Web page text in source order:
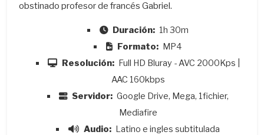
obstinado profesor de francés Gabriel.
Duración: 1h 30m
Formato: MP4
Resolución: Full HD Bluray - AVC 2000Kps |
AAC 160kbps
Servidor: Google Drive, Mega, 1fichier,
Mediafire
Audio: Latino e ingles subtitulada